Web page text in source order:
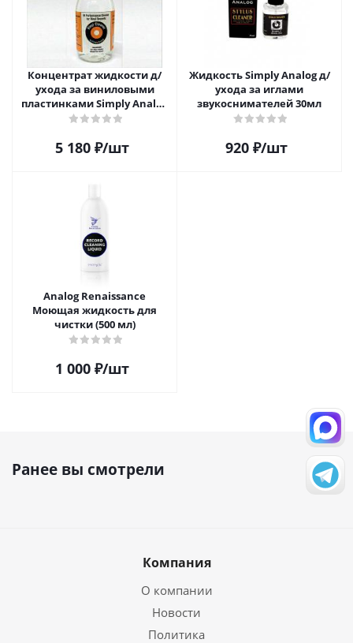
Концентрат жидкости д/
ухода за виниловыми
пластинками Simply Analog
200мл
5 180₽/шт
Жидкость Simply Analog д/
ухода за иглами
звукоснимателей 30мл
920 ₽/шт
Analog Renaissance
Моющая жидкость для
чистки (500 мл)
1 000₽/шт
Ранее вы смотрели
Компания
О компании
Новости
Политика